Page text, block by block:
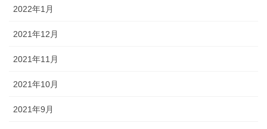
2022年1月
2021年12月
2021年11月
2021年10月
2021年9月